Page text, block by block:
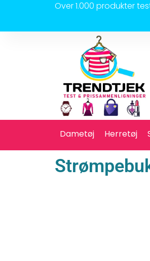
Over 1.000 produkter
Dametøj Herretøj